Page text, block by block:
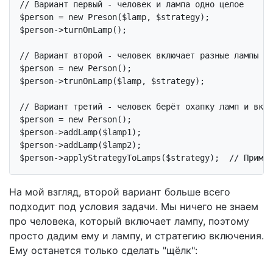
// Вариант первый - человек и лампа одно целое
$person = new Preson($lamp, $strategy);
$person->turnOnLamp();
// Вариант второй - человек включает разные лампы
$person = new Person();
$person->trunOnLamp($lamp, $strategy);
// Вариант третий - человек берёт охапку ламп и
$person = new Person();
$person->addLamp($lamp1);
$person->addLamp($lamp2);
$person->applyStrategyToLamps($strategy);
//
На мой взгляд, второй вариант больше всего
подходит под условия задачи. Мы ничего не знаем
про человека, который включает лампу, поэтому
просто дадим ему и лампу, и стратегию включения.
Ему останется только сделать "щёлк":